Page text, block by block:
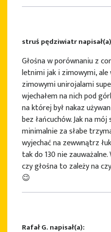
struś pędziwiatr
Głośna w porównaniu z
letnimi jak i zimowymi, ale
zimowymi unirojalami
wjechałem na nich pod
na której był nakaz
bez łańcuchów. Jak na
minimalnie za słabe
wyjechać na zewwnątrz
tak do 130 nie
czy głośna to zależy na
😉
Rafał G. napisał(a):